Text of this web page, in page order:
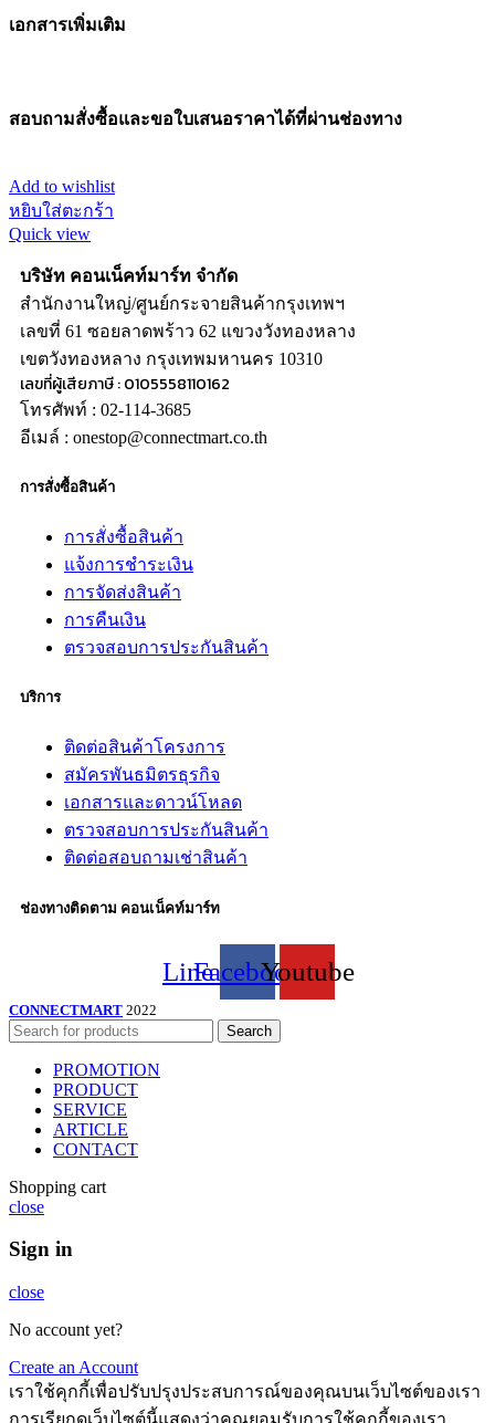
เอกสารเพิ่มเติม
สอบถามสั่งซื้อและขอใบเสนอราคาได้ที่ผ่านช่องทาง
Add to wishlist
หยิบใส่ตะกร้า
Quick view
บริษัท คอนเน็คท์มาร์ท จำกัด
สำนักงานใหญ่/ศูนย์กระจายสินค้ากรุงเทพฯ
เลขที่ 61 ซอยลาดพร้าว 62 แขวงวังทองหลาง
เขตวังทองหลาง กรุงเทพมหานคร 10310
เลขที่ผู้เสียภาษี : 0105558110162
โทรศัพท์ : 02-114-3685
อีเมล์ : onestop@connectmart.co.th
การสั่งซื้อสินค้า
การสั่งซื้อสินค้า
แจ้งการชำระเงิน
การจัดส่งสินค้า
การคืนเงิน
ตรวจสอบการประกันสินค้า
บริการ
ติดต่อสินค้าโครงการ
สมัครพันธมิตรธุรกิจ
เอกสารและดาวน์โหลด
ตรวจสอบการประกันสินค้า
ติดต่อสอบถามเช่าสินค้า
ช่องทางติดตาม คอนเน็คท์มาร์ท
LineFacebookYoutube
CONNECTMART 2022
Search
PROMOTION
PRODUCT
SERVICE
ARTICLE
CONTACT
Shopping cart
close
Sign in
close
No account yet?
Create an Account
เราใช้คุกกี้เพื่อปรับปรุงประสบการณ์ของคุณบนเว็บไซต์ของเรา